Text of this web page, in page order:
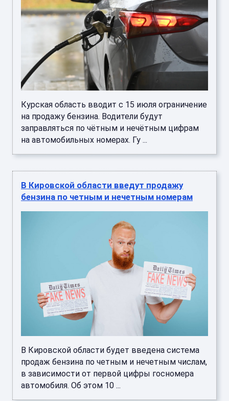
Курская область вводит с 15 июля ограничение
на продажу бензина. Водители будут
заправляться по чётным и нечётным цифрам
на автомобильных номерах. Гу ...
В Кировской области введут продажу
бензина по четным и нечетным номерам
В Кировской области будет введена система
продаж бензина по четным и нечетным числам,
в зависимости от первой цифры госномера
автомобиля. Об этом 10 ...